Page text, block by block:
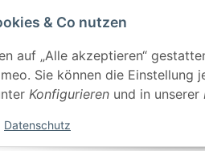
& Co nutzen
auf „Alle akzeptieren“
Sie können die
Konfigurieren und in unserer
Datenschutz
zzgl.
© ©